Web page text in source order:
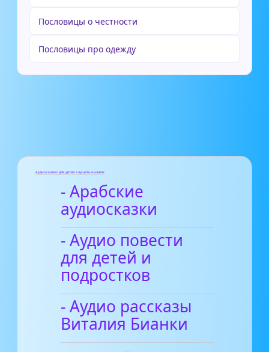
Пословицы о честности
Пословицы про одежду
Аудиосказки для детей слушать онлайн
- Арабские
аудиосказки
- Аудио повести
для детей и
подростков
- Аудио рассказы
Виталия Бианки